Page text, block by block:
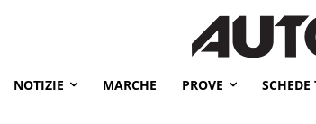
NOTIZIE MARCHE PROVE SCHEDE